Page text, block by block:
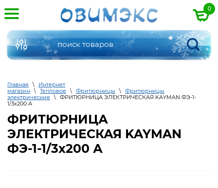
Главная \
Интернет
магазин \ Тепловое \ Фритюрницы \ Фритюрницы
электрические \ ФРИТЮРНИЦА ЭЛЕКТРИЧЕСКАЯ KAYMAN ФЭ-1-
1/3x200 А
ФРИТЮРНИЦА
ЭЛЕКТРИЧЕСКАЯ KAYMAN
ФЭ-1-1/3x200 А
0